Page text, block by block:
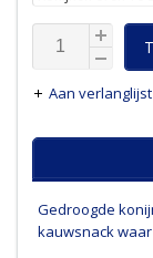
Aan
Gedroogde
kauwsnack